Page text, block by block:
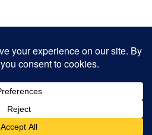
Designed by